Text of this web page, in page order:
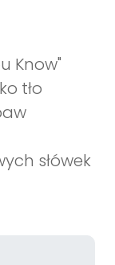
Know"
tło
słówek